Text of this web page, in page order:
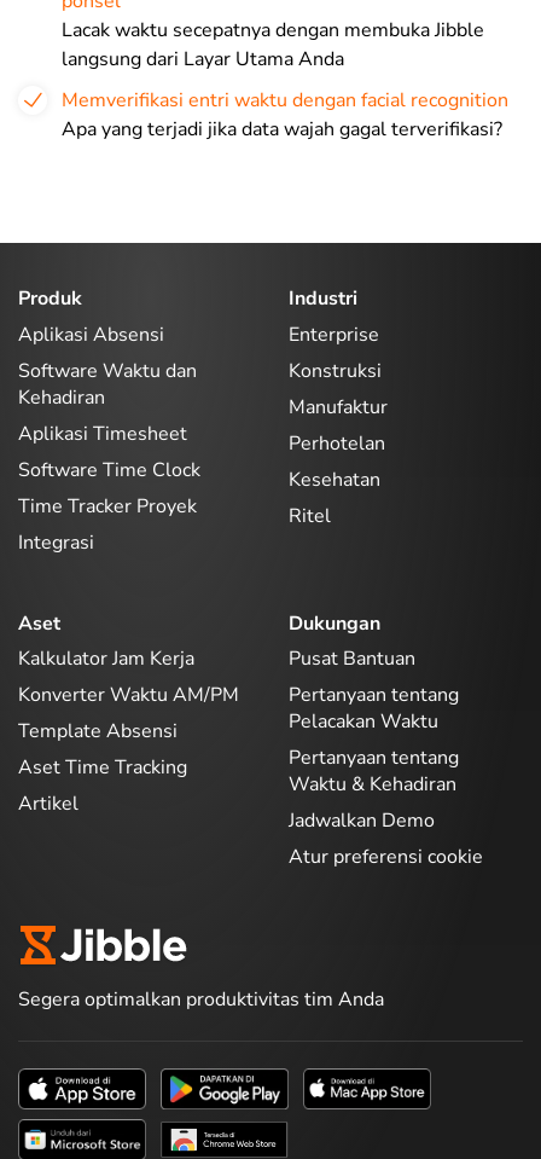
Lacak waktu secepatnya dengan membuka Jibble
langsung dari Layar Utama Anda
Memverifikasi entri waktu dengan facial recognition
Apa yang terjadi jika data wajah gagal terverifikasi?
Produk
Aplikasi Absensi
Software Waktu dan
Kehadiran
Aplikasi Timesheet
Software Time Clock
Time Tracker Proyek
Integrasi
Industri
Enterprise
Konstruksi
Manufaktur
Perhotelan
Kesehatan
Ritel
Aset
Kalkulator Jam Kerja
Konverter Waktu AM/PM
Template Absensi
Aset Time Tracking
Artikel
Dukungan
Pusat Bantuan
Pertanyaan tentang
Pelacakan Waktu
Pertanyaan tentang
Waktu & Kehadiran
Jadwalkan Demo
Atur preferensi cookie
Segera optimalkan produktivitas tim Anda